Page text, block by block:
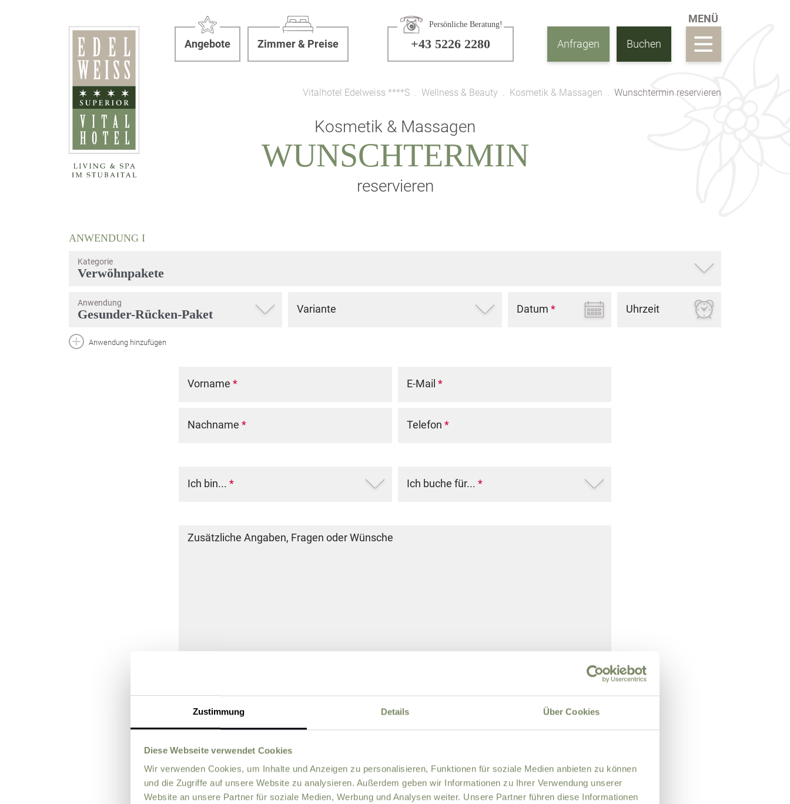
Zustimmung Details Über Cookies
Diese Webseite verwendet Cookies
Wir verwenden Cookies, um Inhalte und Anzeigen zu personalisieren, Funktionen für soziale Medien anbieten zu können
und die Zugriffe auf unsere Website zu analysieren. Außerdem geben wir Informationen zu Ihrer Verwendung unserer
Website an unsere Partner für soziale Medien, Werbung und Analysen weiter. Unsere Partner führen diese Informationen
Angebote Zimmer & Preise
Persönliche Beratung!
+43 5226 2280 Anfragen Buchen
Vitalhotel Edelweiss ****S Wellness & Beauty Kosmetik & Massagen Wunschtermin reservieren
Kosmetik & Massagen
WUNSCHTERMIN
reservieren
ANWENDUNG I
Kategorie
Anwendung Variante Datum * Uhrzeit
Anwendung hinzufügen
Vorname *
Nachname *
E-Mail *
Telefon *
Ich bin... * Ich buche für... *
Zusätzliche Angaben, Fragen oder Wünsche
Bitte lösen Sie die Rechenaufgabe.
Bitte senden Sie mir zukünftig Informationen über Aktionen und News per E-Mail zu.
Ich erkläre mich einverstanden, dass eine Verarbeitung der von mir eingegebenen